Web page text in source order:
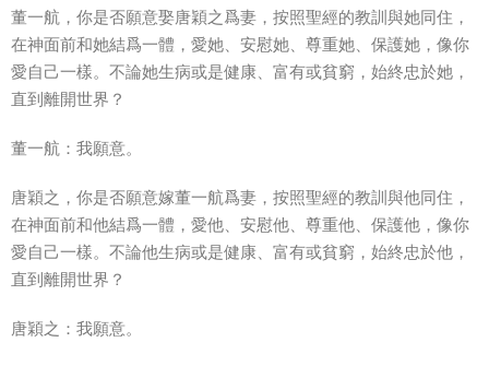
董一航，你是否願意娶唐穎之爲妻，按照聖經的教訓與她同住，
在神面前和她結爲一體，愛她、安慰她、尊重她、保護她，像你
愛自己一樣。不論她生病或是健康、富有或貧窮，始終忠於她，
直到離開世界？
董一航：我願意。
唐穎之，你是否願意嫁董一航爲妻，按照聖經的教訓與他同住，
在神面前和他結爲一體，愛他、安慰他、尊重他、保護他，像你
愛自己一樣。不論他生病或是健康、富有或貧窮，始終忠於他，
直到離開世界？
唐穎之：我願意。